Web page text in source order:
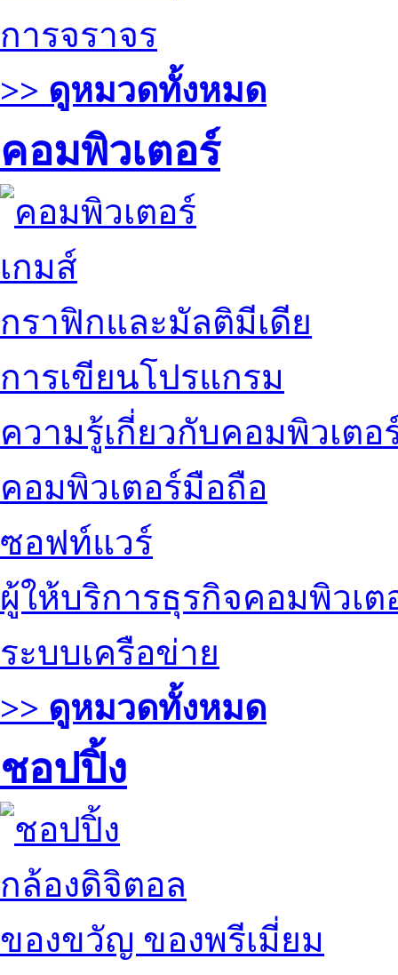
การจราจร
>> ดูหมวดทั้งหมด
คอมพิวเตอร์
เกมส์
กราฟิกและมัลติมีเดีย
การเขียนโปรแกรม
ความรู้เกี่ยวกับคอมพิวเตอ
คอมพิวเตอร์มือถือ
ซอฟท์แวร์
ผู้ให้บริการธุรกิจคอมพิวเต
ระบบเครือข่าย
>> ดูหมวดทั้งหมด
ชอปปิ้ง
กล้องดิจิตอล
ของขวัญ ของพรีเมี่ยม